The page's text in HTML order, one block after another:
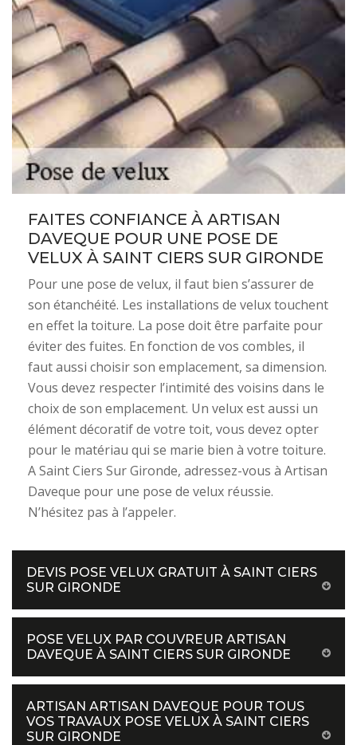
FAITES CONFIANCE À ARTISAN
DAVEQUE POUR UNE POSE DE
VELUX À SAINT CIERS SUR GIRONDE
Pour une pose de velux, il faut bien s’assurer de
son étanchéité. Les installations de velux touchent
en effet la toiture. La pose doit être parfaite pour
éviter des fuites. En fonction de vos combles, il
faut aussi choisir son emplacement, sa dimension.
Vous devez respecter l’intimité des voisins dans le
choix de son emplacement. Un velux est aussi un
élément décoratif de votre toit, vous devez opter
pour le matériau qui se marie bien à votre toiture.
A Saint Ciers Sur Gironde, adressez-vous à Artisan
Daveque pour une pose de velux réussie.
N’hésitez pas à l’appeler.
DEVIS POSE VELUX GRATUIT À SAINT CIERS
SUR GIRONDE
POSE VELUX PAR COUVREUR ARTISAN
DAVEQUE À SAINT CIERS SUR GIRONDE
ARTISAN ARTISAN DAVEQUE POUR TOUS
VOS TRAVAUX POSE VELUX À SAINT CIERS
SUR GIRONDE